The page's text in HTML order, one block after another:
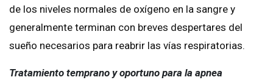
de los niveles normales de oxígeno en la sangre y
generalmente terminan con breves despertares del
sueño necesarios para reabrir las vías respiratorias.
Tratamiento temprano y oportuno para la apnea